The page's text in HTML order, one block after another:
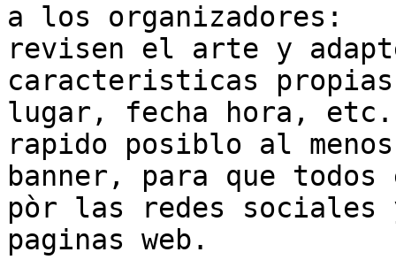
a los organizadores:
revisen el arte y
caracteristicas
lugar, fecha hora,
rapido posiblo al
banner, para que todos
pòr las redes sociales
paginas web.